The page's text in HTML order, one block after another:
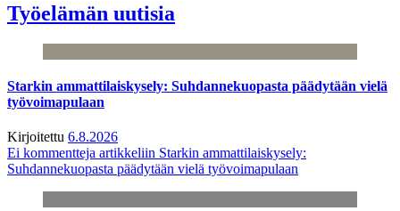
Työelämän uutisia
Starkin ammattilaiskysely: Suhdannekuopasta päädytään vielä
työvoimapulaan
Kirjoitettu 6.8.2026
Ei kommentteja artikkeliin Starkin ammattilaiskysely:
Suhdannekuopasta päädytään vielä työvoimapulaan